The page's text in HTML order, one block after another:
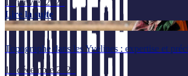
14 janvier 2026
Lire la suite
Topographe dans les Yvelines : expertise et
17 décembre 2025